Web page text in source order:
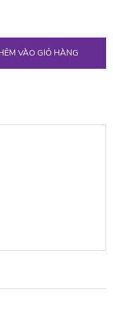
VÀO GIỎ HÀNG